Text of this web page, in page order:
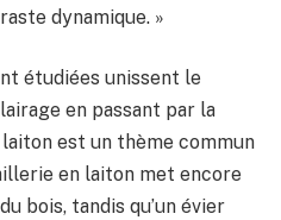
dynamique. »
étudiées unissent le
en passant par la
est un thème commun
en laiton met encore
bois, tandis qu’un évier